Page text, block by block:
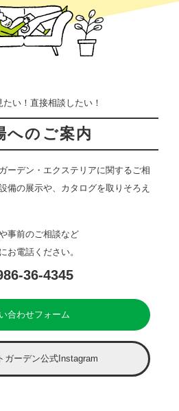
い！直接相談したい！
へのご案内
ーデン・エクステリアに関するご相
備の展示や、カタログを取りそろえ
事前のご相談など
お電話ください。
36-4345
合わせフォーム
ガーデン公式Instagram